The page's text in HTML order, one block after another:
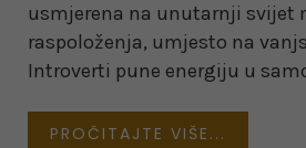
usmjerena na unutarnji svijet
raspoloženja, umjesto na
Introverti pune energiju u
PROČITAJTE VIŠE...